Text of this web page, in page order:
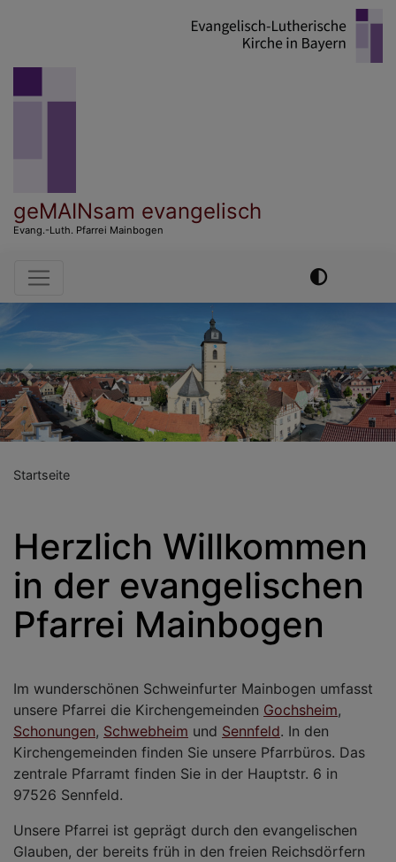
geMAINsam evangelisch
Evang.-Luth. Pfarrei Mainbogen
Hauptnavigation
Previous Next
Startseite
Herzlich Willkommen
in der evangelischen
Pfarrei Mainbogen
Im wunderschönen Schweinfurter Mainbogen umfasst
unsere Pfarrei die Kirchengemeinden Gochsheim,
Schonungen, Schwebheim und Sennfeld. In den
Kirchengemeinden finden Sie unsere Pfarrbüros. Das
zentrale Pfarramt finden Sie in der Hauptstr. 6 in
97526 Sennfeld.
Unsere Pfarrei ist geprägt durch den evangelischen
Glauben, der bereits früh in den freien Reichsdörfern